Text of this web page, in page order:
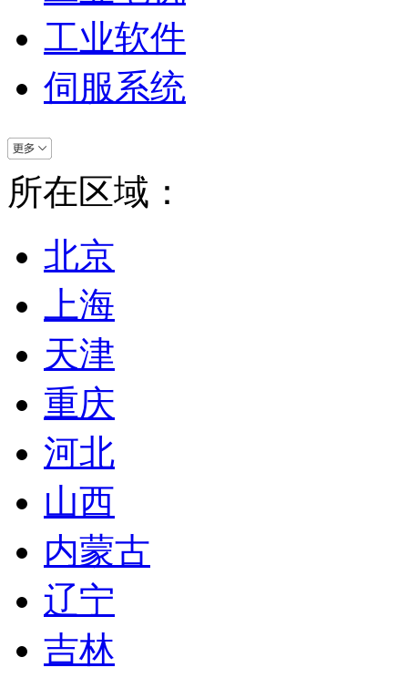
工业软件
伺服系统
所在区域：
北京
上海
天津
重庆
河北
山西
内蒙古
辽宁
吉林